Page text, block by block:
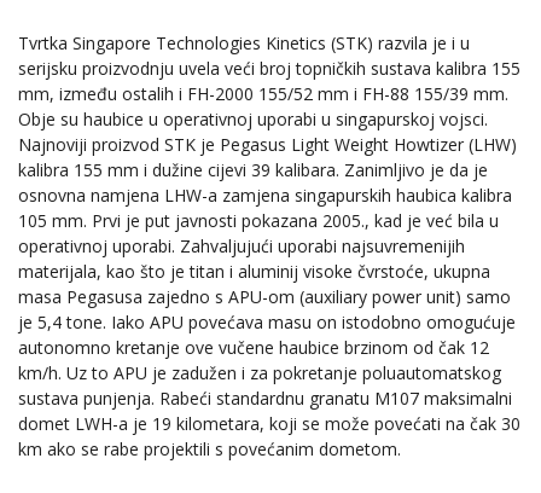
Tvrtka Singapore Technologies Kinetics (STK) razvila je i u
serijsku proizvodnju uvela veći broj topničkih sustava kalibra 155
mm, između ostalih i FH-2000 155/52 mm i FH-88 155/39 mm.
Obje su haubice u operativnoj uporabi u singapurskoj vojsci.
Najnoviji proizvod STK je Pegasus Light Weight Howtizer (LHW)
kalibra 155 mm i dužine cijevi 39 kalibara. Zanimljivo je da je
osnovna namjena LHW-a zamjena singapurskih haubica kalibra
105 mm. Prvi je put javnosti pokazana 2005., kad je već bila u
operativnoj uporabi. Zahvaljujući uporabi najsuvremenijih
materijala, kao što je titan i aluminij visoke čvrstoće, ukupna
masa Pegasusa zajedno s APU-om (auxiliary power unit) samo
je 5,4 tone. Iako APU povećava masu on istodobno omogućuje
autonomno kretanje ove vučene haubice brzinom od čak 12
km/h. Uz to APU je zadužen i za pokretanje poluautomatskog
sustava punjenja. Rabeći standardnu granatu M107 maksimalni
domet LWH-a je 19 kilometara, koji se može povećati na čak 30
km ako se rabe projektili s povećanim dometom.